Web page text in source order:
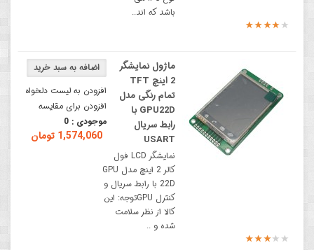
باشد که اند..
افزودن به لیست دلخواه
افزودن برای مقایسه
موجودی : 0
1,574,060 تومان
ماژول نمایشگر
2 اینچ TFT
تمام رنگی مدل
GPU22D با
رابط سریال
USART
نمایشگر LCD فول
کالر 2 اینچ مدل GPU
22D با رابط سریال و
کنترل GPUتوجه: این
کالا از نظر سلامت
شده و ..